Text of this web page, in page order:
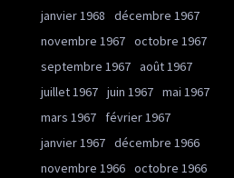
janvier 1968
décembre 1967
novembre 1967 octobre 1967
septembre 1967 août 1967
juillet 1967 juin 1967 mai 1967
mars 1967
février 1967
janvier 1967 décembre 1966
novembre 1966 octobre 1966